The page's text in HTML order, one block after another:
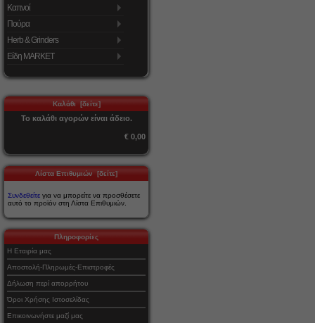
Καπνοί
Πούρα
Herb & Grinders
Είδη MARKET
Καλάθι [δείτε]
Το καλάθι αγορών είναι άδειο.
€ 0,00
Λίστα Επιθυμιών [δείτε]
Συνδεθείτε για να μπορείτε να προσθέσετε
αυτό το προϊόν στη Λίστα Επιθυμιών.
Πληροφορίες
Η Εταιρία μας
Αποστολή-Πληρωμές-Επιστροφές
Δήλωση περί απορρήτου
Όροι Χρήσης Ιστοσελίδας
Επικοινωνήστε μαζί μας